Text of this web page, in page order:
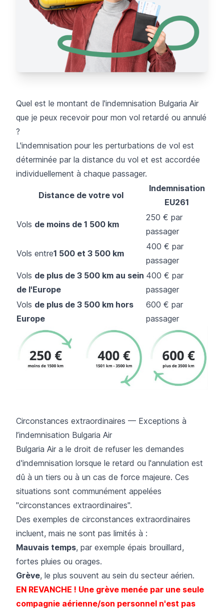
Quel est le montant de l'indemnisation Bulgaria Air
que je peux recevoir pour mon vol retardé ou annulé
?
L'indemnisation pour les perturbations de vol est
déterminée par la distance du vol et est accordée
individuellement à chaque passager.
Distance de votre vol
Indemnisation
EU261
Vols de moins de 1 500 km
250 € par
passager
Vols entre1 500 et 3 500 km
400 € par
passager
Vols de plus de 3 500 km au sein
de l'Europe
400 € par
passager
Vols de plus de 3 500 km hors
Europe
600 € par
passager
Circonstances extraordinaires — Exceptions à
l’indemnisation Bulgaria Air
Bulgaria Air a le droit de refuser les demandes
d'indemnisation lorsque le retard ou l'annulation est
dû à un tiers ou à un cas de force majeure. Ces
situations sont communément appelées
"circonstances extraordinaires".
Des exemples de circonstances extraordinaires
incluent, mais ne sont pas limités à :
Mauvais temps, par exemple épais brouillard,
fortes pluies ou orages.
Grève, le plus souvent au sein du secteur aérien.
EN REVANCHE ! Une grève menée par une seule
compagnie aérienne/son personnel n'est pas